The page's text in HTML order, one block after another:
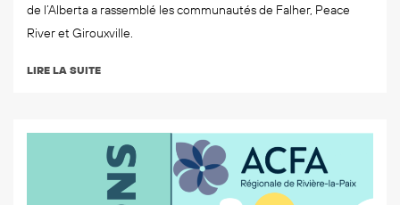
de l’Alberta a rassemblé les communautés de Falher, Peace
River et Girouxville.
LIRE LA SUITE